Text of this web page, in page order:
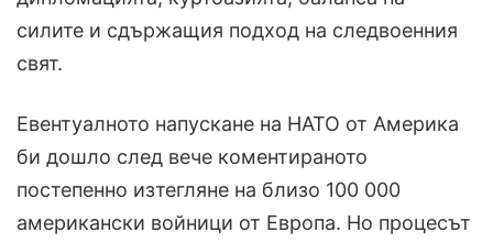
силите и сдържащия подход на следвоенния
свят.
Евентуалното напускане на НАТО от Америка
би дошло след вече коментираното
постепенно изтегляне на близо 100 000
американски войници от Европа. Но процесът